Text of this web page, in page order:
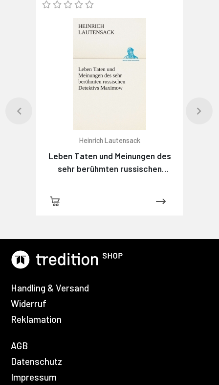
Heinrich Lautensack
Leben Taten und Meinungen des
sehr berühmten russischen
Handling & Versand
Widerruf
Reklamation
AGB
Datenschutz
Impressum